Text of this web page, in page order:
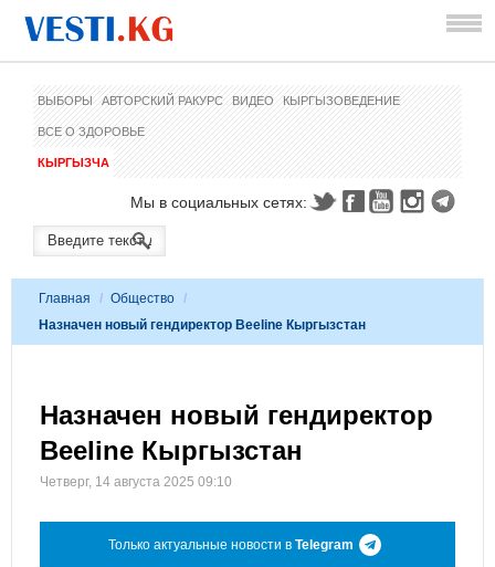
ВЫБОРЫ АВТОРСКИЙ РАКУРС ВИДЕО КЫРГЫЗОВЕДЕНИЕ
ВСЕ О ЗДОРОВЬЕ
КЫРГЫЗЧА
Мы в социальных сетях:
Главная / Общество /
Назначен новый гендиректор Beeline Кыргызстан
Назначен новый гендиректор
Beeline Кыргызстан
Четверг, 14 августа 2025 09:10
Только актуальные новости в Telegram